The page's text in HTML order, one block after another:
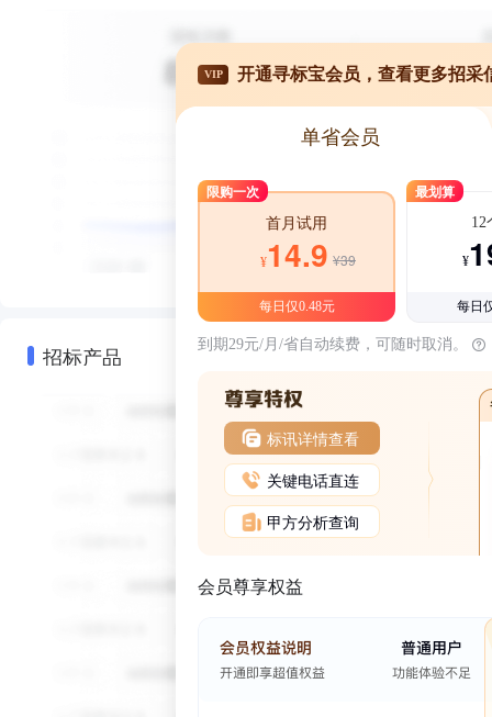
招标产品
VIP 开通寻标宝会员，查看更多招采
单省会员
限购一次
首月试用
¥14.9 ¥39
每日仅0.48元
最划算
12
¥
每日
到期29元/月/省自动续费，可随时取消。
标讯详情查看
关键电话直连
甲方分析查询
会员尊享权益